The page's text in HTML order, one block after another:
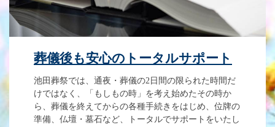
葬儀後も安心のトータルサポート
池田葬祭では、通夜・葬儀の2日間の限られた時間だ
けではなく、「もしもの時」を考え始めたその時か
ら、葬儀を終えてからの各種手続きをはじめ、位牌の
準備、仏壇・墓石など、トータルでサポートをいたし